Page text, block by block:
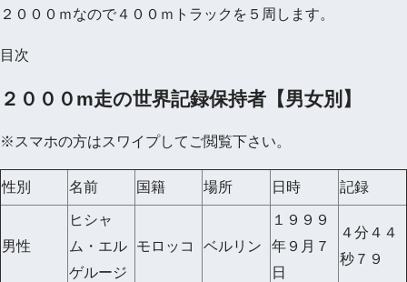
２０００ｍなので４００ｍトラックを５周します。
目次
２０００m走の世界記録保持者【男女別】
※スマホの方はスワイプしてご閲覧下さい。
性別 名前 国籍 場所 日時 記録
男性
ヒシャ
ム・エル
ゲルージ
モロッコ ベルリン
１９９９
年９月７
日
４分４４
秒７９